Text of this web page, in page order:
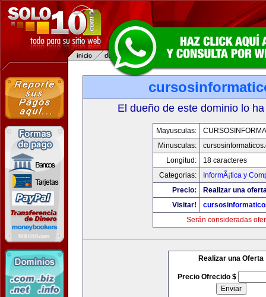
El dueño de este dominio lo
Mayusculas:
Minusculas:
Longitud:
18 caracteres
Categorias:
InformÃ¡tica y
Precio:
Realizar una
Visitar!
Serán consideradas
Realizar una Oferta
Precio Ofrecido $